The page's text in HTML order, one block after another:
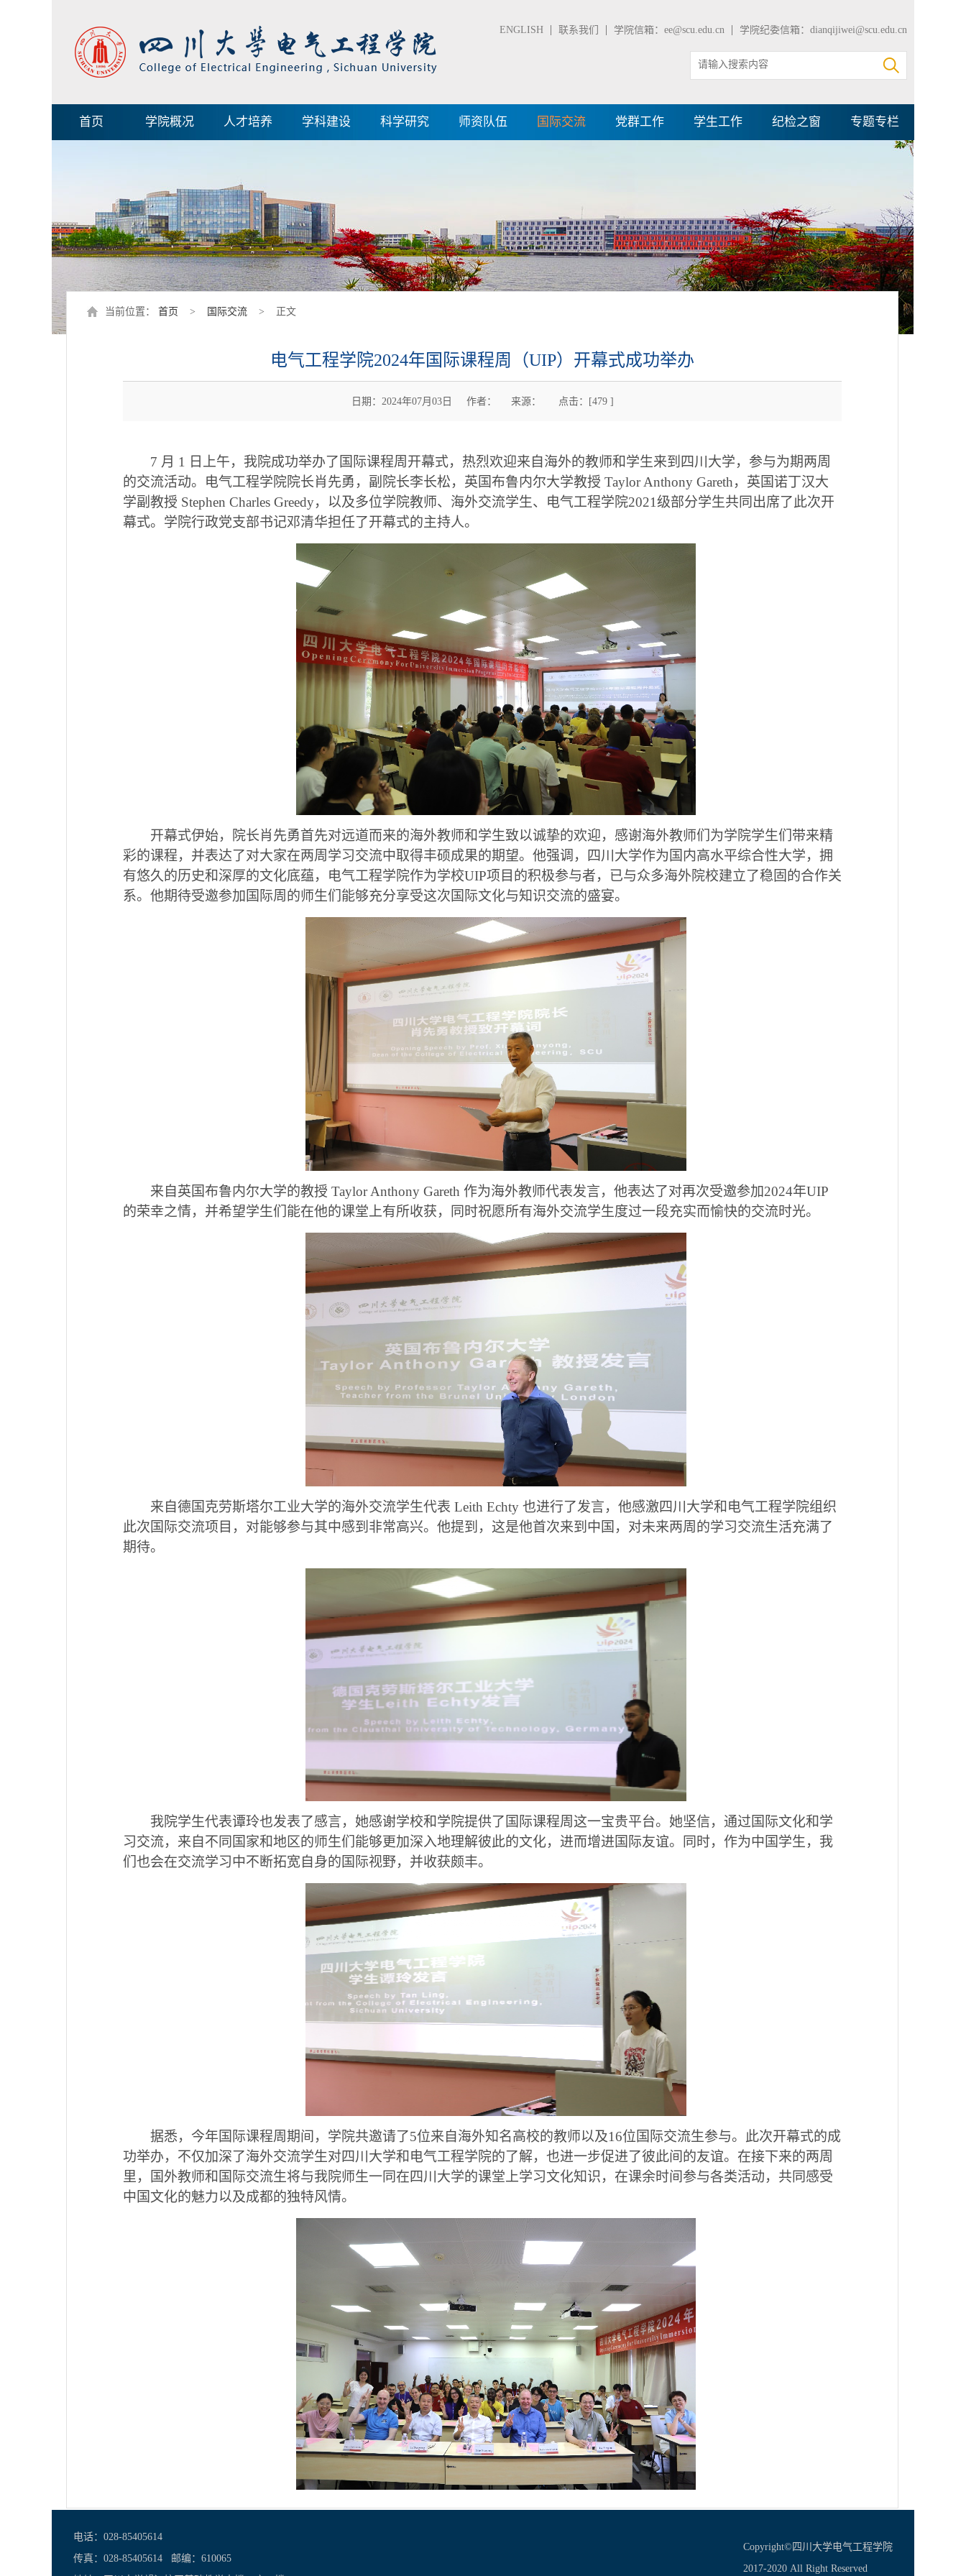
ENGLISH 联系我们 学院信箱：ee@scu.edu.cn 学院纪委信箱：dianqijiwei@scu.edu.cn
首页 学院概况 人才培养 学科建设 科学研究 师资队伍 国际交流 党群工作 学生工作 纪检之窗 专题专栏
当前位置： 首页 > 国际交流 > 正文
电气工程学院2024年国际课程周（UIP）开幕式成功举办
日期：2024年07月03日 作者： 来源： 点击：[479 ]
7 月 1 日上午，我院成功举办了国际课程周开幕式，热烈欢迎来自海外的教师和学生来到四川大学，参与为期两周
的交流活动。电气工程学院院长肖先勇，副院长李长松，英国布鲁内尔大学教授 Taylor Anthony Gareth，英国诺丁汉大
学副教授 Stephen Charles Greedy，以及多位学院教师、海外交流学生、电气工程学院2021级部分学生共同出席了此次开
幕式。学院行政党支部书记邓清华担任了开幕式的主持人。
开幕式伊始，院长肖先勇首先对远道而来的海外教师和学生致以诚挚的欢迎，感谢海外教师们为学院学生们带来精
彩的课程，并表达了对大家在两周学习交流中取得丰硕成果的期望。他强调，四川大学作为国内高水平综合性大学，拥
有悠久的历史和深厚的文化底蕴，电气工程学院作为学校UIP项目的积极参与者，已与众多海外院校建立了稳固的合作关
系。他期待受邀参加国际周的师生们能够充分享受这次国际文化与知识交流的盛宴。
来自英国布鲁内尔大学的教授 Taylor Anthony Gareth 作为海外教师代表发言，他表达了对再次受邀参加2024年UIP
的荣幸之情，并希望学生们能在他的课堂上有所收获，同时祝愿所有海外交流学生度过一段充实而愉快的交流时光。
来自德国克劳斯塔尔工业大学的海外交流学生代表 Leith Echty 也进行了发言，他感激四川大学和电气工程学院组织
此次国际交流项目，对能够参与其中感到非常高兴。他提到，这是他首次来到中国，对未来两周的学习交流生活充满了
期待。
我院学生代表谭玲也发表了感言，她感谢学校和学院提供了国际课程周这一宝贵平台。她坚信，通过国际文化和学
习交流，来自不同国家和地区的师生们能够更加深入地理解彼此的文化，进而增进国际友谊。同时，作为中国学生，我
们也会在交流学习中不断拓宽自身的国际视野，并收获颇丰。
据悉，今年国际课程周期间，学院共邀请了5位来自海外知名高校的教师以及16位国际交流生参与。此次开幕式的成
功举办，不仅加深了海外交流学生对四川大学和电气工程学院的了解，也进一步促进了彼此间的友谊。在接下来的两周
里，国外教师和国际交流生将与我院师生一同在四川大学的课堂上学习文化知识，在课余时间参与各类活动，共同感受
中国文化的魅力以及成都的独特风情。
电话：028-85405614
传真：028-85405614 邮编：610065
Copyright©四川大学电气工程学院
2017-2020 All Right Reserved